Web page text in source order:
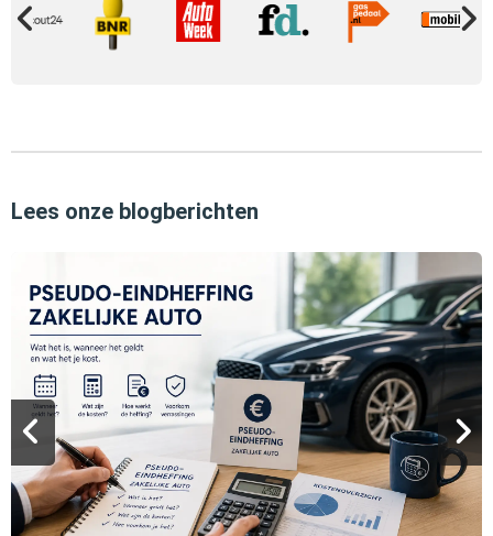
Lees onze blogberichten